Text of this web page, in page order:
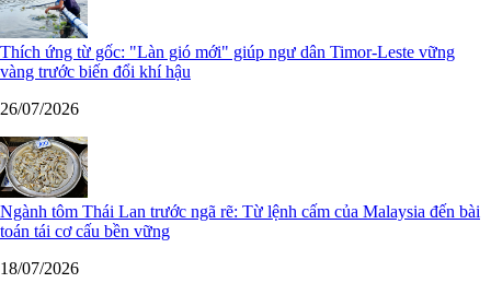
Thích ứng từ gốc: "Làn gió mới" giúp ngư dân Timor-Leste vững
vàng trước biến đổi khí hậu
26/07/2026
Ngành tôm Thái Lan trước ngã rẽ: Từ lệnh cấm của Malaysia đến bài
toán tái cơ cấu bền vững
18/07/2026